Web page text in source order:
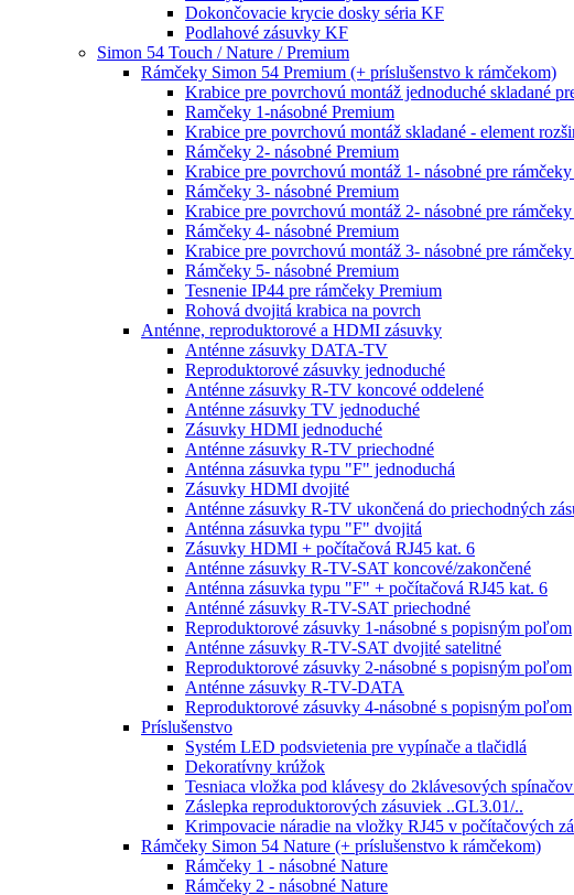
Dokončovacie krycie dosky séria KF
Podlahové zásuvky KF
Simon 54 Touch / Nature / Premium
Rámčeky Simon 54 Premium (+ príslušenstvo k rámčekom)
Krabice pre povrchovú montáž jednoduché skladané
Ramčeky 1-násobné Premium
Krabice pre povrchovú montáž skladané - element
Rámčeky 2- násobné Premium
Krabice pre povrchovú montáž 1- násobné pre
Rámčeky 3- násobné Premium
Krabice pre povrchovú montáž 2- násobné pre
Rámčeky 4- násobné Premium
Krabice pre povrchovú montáž 3- násobné pre
Rámčeky 5- násobné Premium
Tesnenie IP44 pre rámčeky Premium
Rohová dvojitá krabica na povrch
Anténne, reproduktorové a HDMI zásuvky
Anténne zásuvky DATA-TV
Reproduktorové zásuvky jednoduché
Anténne zásuvky R-TV koncové oddelené
Anténne zásuvky TV jednoduché
Zásuvky HDMI jednoduché
Anténne zásuvky R-TV priechodné
Anténna zásuvka typu "F" jednoduchá
Zásuvky HDMI dvojité
Anténne zásuvky R-TV ukončená do priechodných
Anténna zásuvka typu "F" dvojitá
Zásuvky HDMI + počítačová RJ45 kat. 6
Anténne zásuvky R-TV-SAT koncové/zakončené
Anténna zásuvka typu "F" + počítačová RJ45 kat. 6
Anténné zásuvky R-TV-SAT priechodné
Reproduktorové zásuvky 1-násobné s popisným poľom
Anténne zásuvky R-TV-SAT dvojité satelitné
Reproduktorové zásuvky 2-násobné s popisným poľom
Anténne zásuvky R-TV-DATA
Reproduktorové zásuvky 4-násobné s popisným poľom
Príslušenstvo
Systém LED podsvietenia pre vypínače a tlačidlá
Dekoratívny krúžok
Tesniaca vložka pod klávesy do 2klávesových
Záslepka reproduktorových zásuviek ..GL3.01/..
Krimpovacie náradie na vložky RJ45 v počítačových
Rámčeky Simon 54 Nature (+ príslušenstvo k rámčekom)
Rámčeky 1 - násobné Nature
Rámčeky 2 - násobné Nature